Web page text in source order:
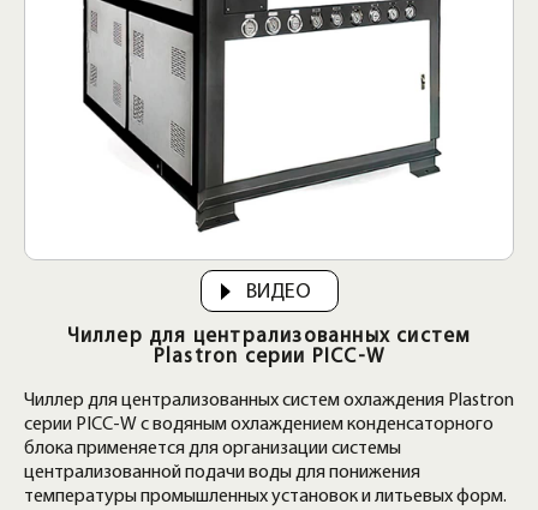
ВИДЕО
Чиллер для централизованных систем
Plastron серии PICC-W
Чиллер для централизованных систем охлаждения Plastron
серии PICС-W с водяным охлаждением конденсаторного
блока применяется для организации системы
централизованной подачи воды для понижения
температуры промышленных установок и литьевых форм.